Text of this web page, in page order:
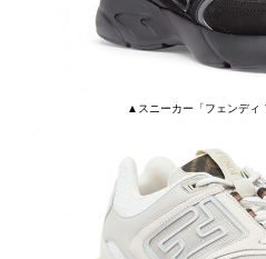
▲スニーカー「フェンディ